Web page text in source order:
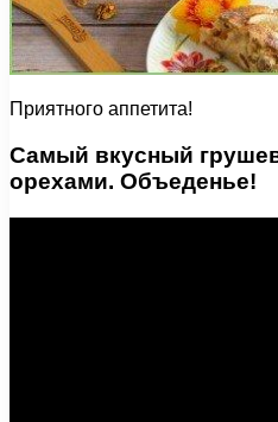
Приятного аппетита!
Самый вкусный
орехами. Объеденье!